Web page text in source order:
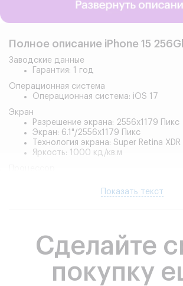
Полное описание iPhone 15
Заводские данные
Гарантия: 1 год
Операционная система
Операционная система: iOS 17
Экран
Разрешение экрана: 2556x1179 Пикс
Экран: 6.1"/2556x1179 Пикс
Технология экрана: Super Retina XDR
Яркость: 1000 кд/кв.м
Количество ядер: 6
Количество основных камер: 2 шт
Основная камера МПикс: 48/12
Оптический зум на увеличение (x): 2
Оптический зум на уменьшение (x):
Показать текст
Сделайте
покупку